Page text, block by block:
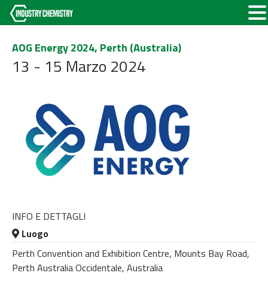
AOG Energy 2024, Perth (Australia)
13 - 15 Marzo 2024
INFO E DETTAGLI
Luogo
Perth Convention and Exhibition Centre, Mounts Bay Road,
Perth Australia Occidentale, Australia